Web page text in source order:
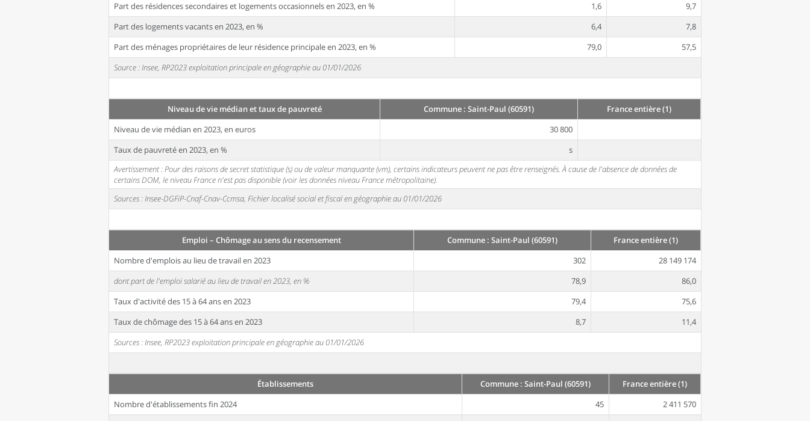
Part des résidences secondaires et logements occasionnels en 2023, en %
1,6
9,7
Part des logements vacants en 2023, en %
6,4
7,8
Part des ménages propriétaires de leur résidence principale en 2023, en %
79,0
57,5
Source : Insee, RP2023 exploitation principale en géographie au 01/01/2026
Niveau de vie médian et taux de pauvreté Commune : Saint-Paul (60591)
France entière (1)
Niveau de vie médian en 2023, en euros
30 800
Taux de pauvreté en 2023, en %
s
Avertissement : Pour des raisons de secret statistique (s) ou de valeur manquante (vm), certains indicateurs peuvent ne pas être renseignés. À cause de l'absence de données de
certains DOM, le niveau France n'est pas disponible (voir les données niveau France métropolitaine).
Sources : Insee-DGFiP-Cnaf-Cnav-Ccmsa, Fichier localisé social et fiscal en géographie au 01/01/2026
Emploi – Chômage au sens du recensement Commune : Saint-Paul (60591)
France entière (1)
Nombre d'emplois au lieu de travail en 2023
302
28 149 174
dont part de l'emploi salarié au lieu de travail en 2023, en %
78,9
86,0
Taux d'activité des 15 à 64 ans en 2023
79,4
75,6
Taux de chômage des 15 à 64 ans en 2023
8,7
11,4
Sources : Insee, RP2023 exploitation principale en géographie au 01/01/2026
Établissements Commune : Saint-Paul (60591)
France entière (1)
Nombre d'établissements fin 2024
45
2 411 570